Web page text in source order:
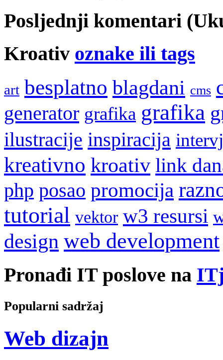
Posljednji komentari
Kroativ oznake ili tags
art besplatno blagdani cms
generator grafika grafika
ilustracije inspiracija
kreativno kroativ link
php posao promocija
tutorial vektor w3 resursi
design web development
Pronađi IT poslove na
Popularni sadržaj
Web dizajn